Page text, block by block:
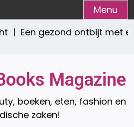
Menu
| Een gezond ontbijt met
Magazine
boeken, eten, fashion en
zaken!